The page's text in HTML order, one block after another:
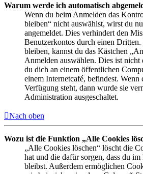
Warum werde ich automatisch
Wenn du beim Anmelden das
bleiben“ nicht auswählst, wirst du
angemeldet. Dies verhindert den
Benutzerkontos durch einen Dritten.
bleiben, kannst du das Kästchen
Anmelden auswählen. Dies ist nicht
du dich an einem öffentlichen
einem Internetcafé, befindest.
Verfügung steht, dann wurde sie
Administration ausgeschaltet.
Nach oben
Wozu ist die Funktion „Alle Cookies
„Alle Cookies löschen“ löscht die
hat und die dafür sorgen, dass du
bleibst. Außerdem ermöglichen